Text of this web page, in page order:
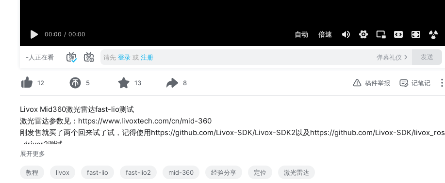
00:00 / 00:00 自动 倍速
-人正在看 请先 登录 或 注册 弹幕礼仪 发送
12 5 13 8 稿件举报 记笔记
Livox Mid360激光雷达fast-lio测试
激光雷达参数见：https://www.livoxtech.com/cn/mid-360
刚发售就买了两个回来试了试，记得使用https://github.com/Livox-SDK/Livox-SDK2以及https://github.com/Livox-SDK/livox_ros
_driver2测试
我简单在原地移动距离不大的地方试了试，效果不错！
展开更多
教程 livox fast-lio fast-lio2 mid-360 经验分享 定位 激光雷达